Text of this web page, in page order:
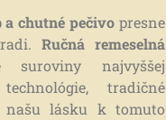
a chutné pečivo presne
Ručná remeselná
suroviny najvyššej
tradičné
našu lásku k tomuto